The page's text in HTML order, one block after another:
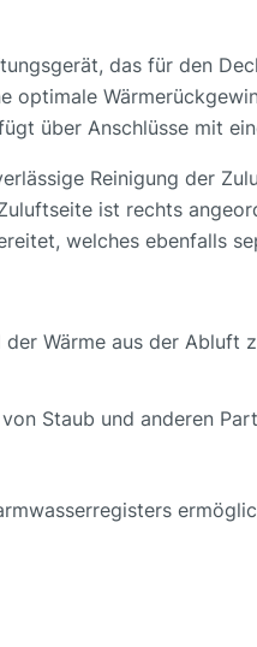
das für den
optimale
über Anschlüsse mit
Reinigung der
ist rechts
welches ebenfalls
Wärme aus der Abluft
Staub und anderen